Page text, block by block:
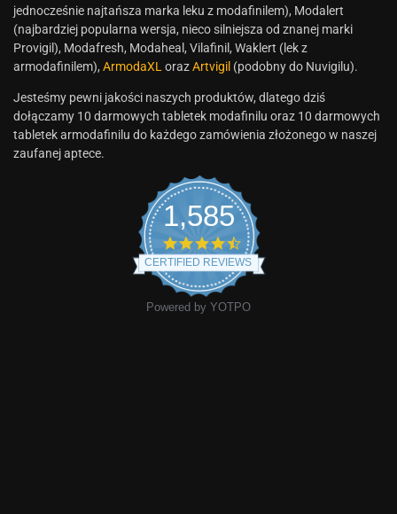
jednocześnie najtańsza marka leku z modafinilem), Modalert
(najbardziej popularna wersja, nieco silniejsza od znanej marki
Provigil), Modafresh, Modaheal, Vilafinil, Waklert (lek z
armodafinilem), ArmodaXL orazArtvigil (podobny do Nuvigilu).
Jesteśmy pewni jakości naszych produktów, dlatego dziś
dołączamy 10 darmowych tabletek modafinilu oraz 10 darmowych
tabletek armodafinilu do każdego zamówienia złożonego w naszej
zaufanej aptece.
1,585
CERTIFIED REVIEWS
Powered by YOTPO